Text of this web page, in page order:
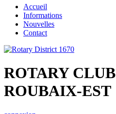
Accueil
Informations
Nouvelles
Contact
ROTARY CLUB
ROUBAIX-EST